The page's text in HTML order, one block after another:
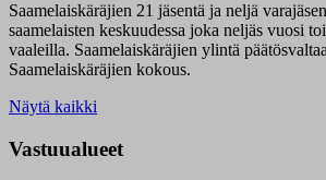
Saamelaiskäräjien 21 jäsentä ja neljä
saamelaisten keskuudessa joka neljäs vuosi
vaaleilla. Saamelaiskäräjien ylintä
Saamelaiskäräjien kokous.
Näytä kaikki
Vastuualueet